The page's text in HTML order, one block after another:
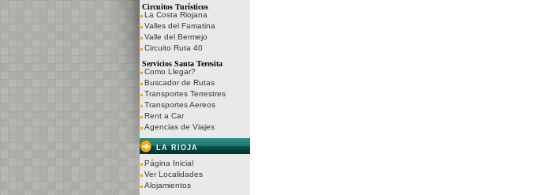
Circuitos Turísticos
La Costa Riojana
Valles del Famatina
Valle del Bermejo
Circuito Ruta 40
Servicios Santa Teresita
Como Llegar?
Buscador de Rutas
Transportes Terrestres
Transportes Aereos
Rent a Car
Agencias de Viajes
LA RIOJA
Página Inicial
Ver Localidades
Alojamientos